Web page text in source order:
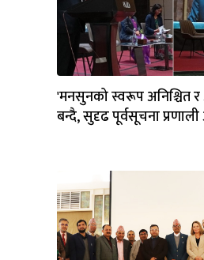
'मनसुनको स्वरूप अनिश्चित र
बन्दै, सुदृढ पूर्वसूचना